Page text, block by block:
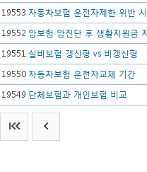
19553 자동차보험 운전자제한 위반
19552 암보험 암진단 후 생활지원금
19551 실비보험 갱신형 vs 비갱신형
19550 자동차보험 운전자교체 기간
19549 단체보험과 개인보험 비교